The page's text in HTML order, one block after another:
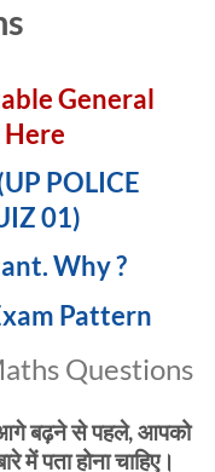
General
POLICE
01)
Why ?
Pattern
Questions
आगे बढ़ने से पहले, आपको
में पता होना चाहिए।